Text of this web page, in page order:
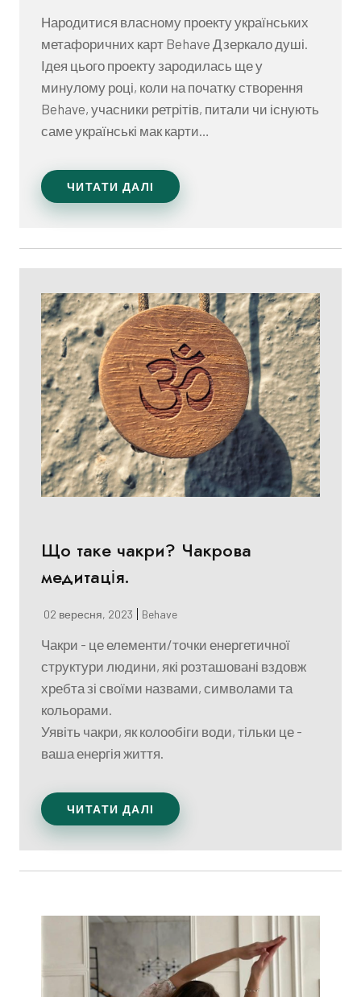
Народитися власному проекту українських
метафоричних карт Behave Дзеркало душі.
Ідея цього проекту зародилась ще у
минулому році, коли на початку створення
Behave, учасники ретрітів, питали чи існують
саме українські мак карти…
ЧИТАТИ ДАЛІ
Що таке чакри? Чакрова
медитація.
02 вересня, 2023 Behave
Чакри - це елементи/точки енергетичної
структури людини, які розташовані вздовж
хребта зі своїми назвами, символами та
кольорами.
Уявіть чакри, як колообіги води, тільки це -
ваша енергія життя.
ЧИТАТИ ДАЛІ